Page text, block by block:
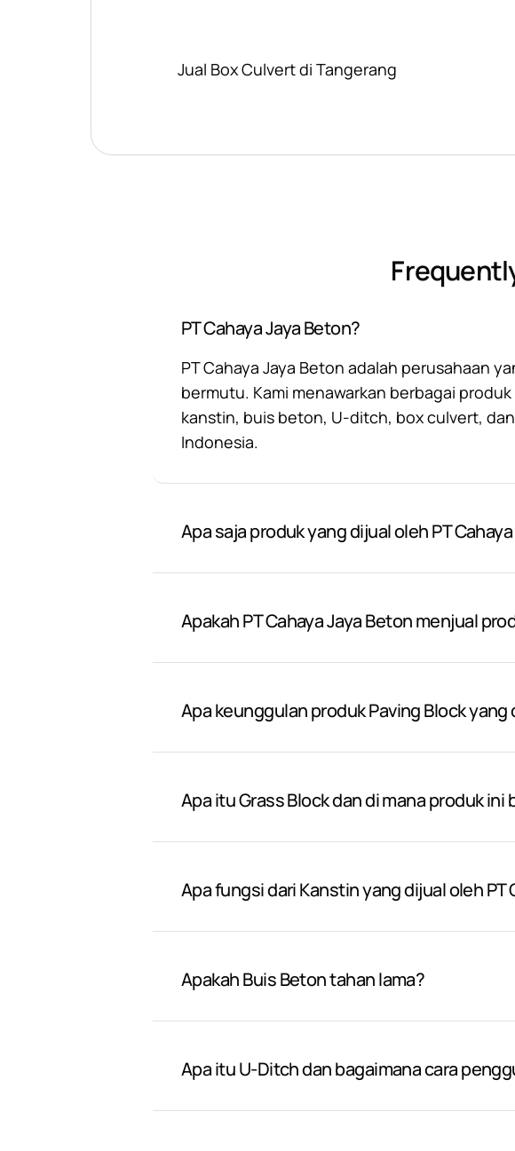
Jual Box Culvert di Tangerang
PT Cahaya Jaya Beton?
PT Cahaya Jaya Beton adalah perusahaan
bermutu. Kami menawarkan berbagai
kanstin, buis beton, U-ditch, box culvert,
Indonesia.
Apa saja produk yang dijual oleh PT
Apakah PT Cahaya Jaya Beton menjual
Apa keunggulan produk Paving Block yang
Apa itu Grass Block dan di mana produk ini
Apa fungsi dari Kanstin yang dijual oleh PT
Apakah Buis Beton tahan lama?
Apa itu U-Ditch dan bagaimana cara